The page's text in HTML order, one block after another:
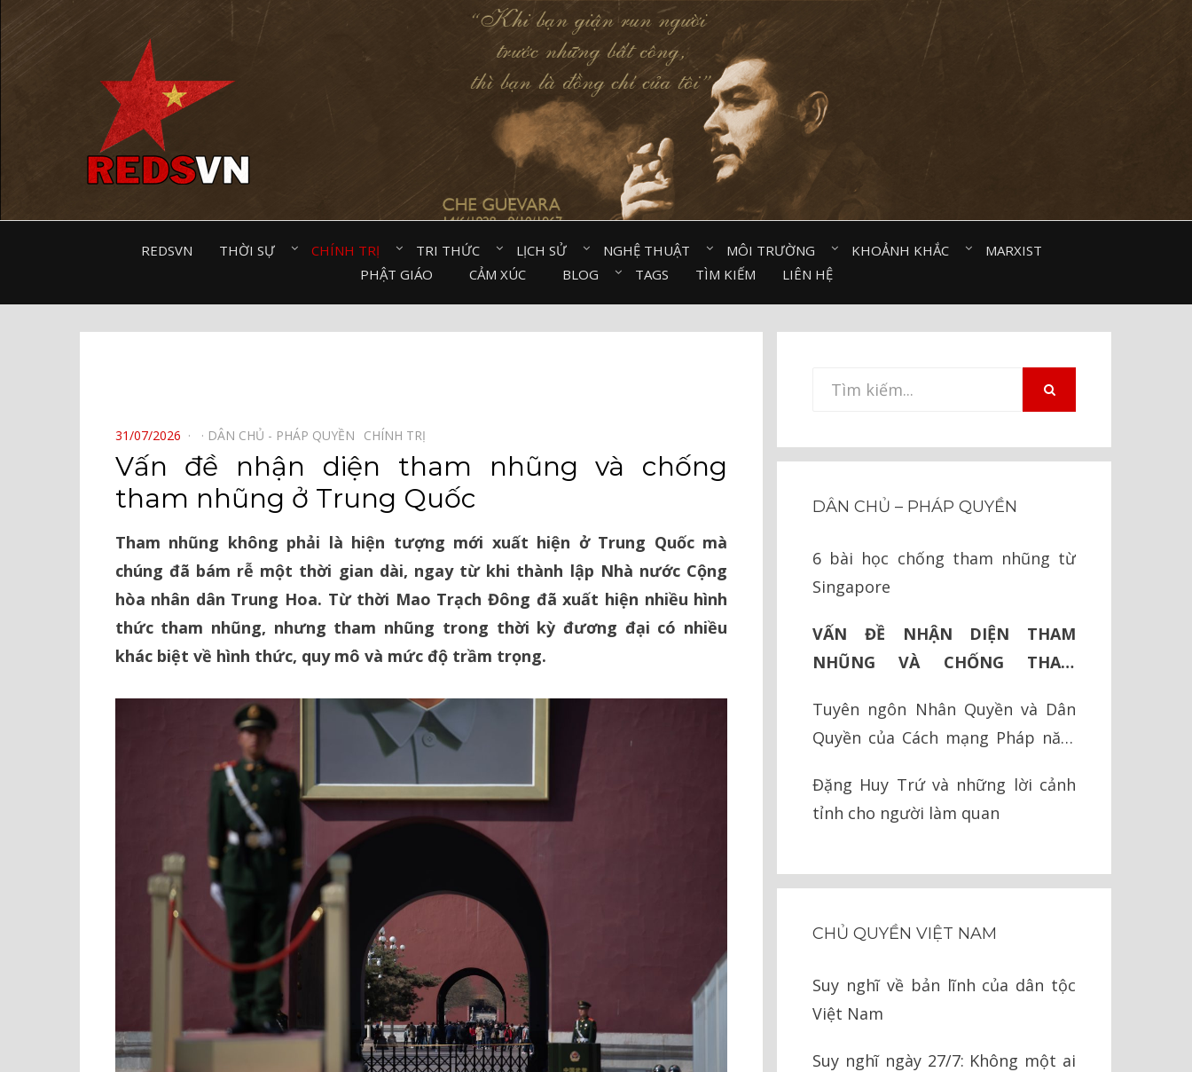
REDSVN THỜI SỰ⠀ CHÍNH TRỊ⠀ TRI THỨC⠀ LỊCH SỬ⠀ NGHỆ THUẬT⠀ MÔI TRƯỜNG⠀ KHOẢNH KHẮC⠀
MARXIST⠀
PHẬT GIÁO⠀
CẢM XÚC⠀ BLOG⠀ TAGS TÌM KIẾM LIÊN HỆ
POSTED
ON
31/07/2026 DÂN CHỦ - PHÁP QUYỀN⠀ CHÍNH TRỊ⠀
Vấn đề nhận diện tham nhũng và chống
tham nhũng ở Trung Quốc
Tham nhũng không phải là hiện tượng mới xuất hiện ở Trung Quốc mà
chúng đã bám rễ một thời gian dài, ngay từ khi thành lập Nhà nước Cộng
hòa nhân dân Trung Hoa. Từ thời Mao Trạch Đông đã xuất hiện nhiều hình
thức tham nhũng, nhưng tham nhũng trong thời kỳ đương đại có nhiều
khác biệt về hình thức, quy mô và mức độ trầm trọng.
Tìm
DÂN CHỦ – PHÁP QUYỀN
6 bài học chống tham nhũng từ
Singapore
VẤN ĐỀ NHẬN DIỆN THAM
NHŨNG VÀ CHỐNG THAM
Tuyên ngôn Nhân Quyền và Dân
Quyền của Cách mạng Pháp năm
Đặng Huy Trứ và những lời cảnh
tỉnh cho người làm quan
CHỦ QUYỀN VIỆT NAM
Suy nghĩ về bản lĩnh của dân tộc
Việt Nam
Suy nghĩ ngày 27/7: Không một ai